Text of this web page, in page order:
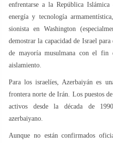
enfrentarse a la República
energía y tecnología
sionista en Washington
demostrar la capacidad de Israel
de mayoría musulmana con el fin
aislamiento.
Para los israelíes, Azerbaiyán es
frontera norte de Irán. Los puestos
activos desde la década de
azerbaiyano.
Aunque no están confirmados